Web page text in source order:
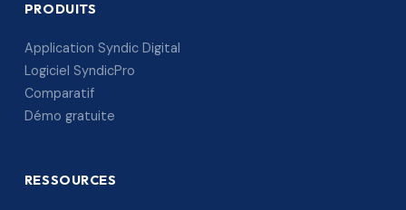
PRODUITS
Application Syndic Digital
Logiciel SyndicPro
Comparatif
Démo gratuite
RESSOURCES